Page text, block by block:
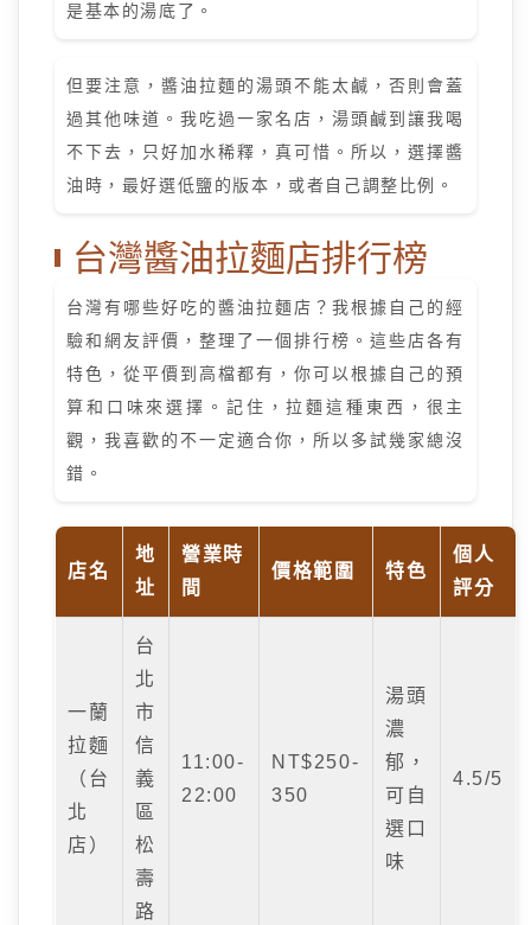
是基本的湯底了。
但要注意，醬油拉麵的湯頭不能太鹹，否則會蓋
過其他味道。我吃過一家名店，湯頭鹹到讓我喝
不下去，只好加水稀釋，真可惜。所以，選擇醬
油時，最好選低鹽的版本，或者自己調整比例。
台灣醬油拉麵店排行榜
台灣有哪些好吃的醬油拉麵店？我根據自己的經
驗和網友評價，整理了一個排行榜。這些店各有
特色，從平價到高檔都有，你可以根據自己的預
算和口味來選擇。記住，拉麵這種東西，很主
觀，我喜歡的不一定適合你，所以多試幾家總沒
錯。
店名
地
址
營業時
間
價格範圍 特色
個人
評分
一蘭
拉麵
（台
北
店）
台
北
市
信
義
區
松
壽
路
11:00-
22:00
NT$250-
350
湯頭
濃
郁，
可自
選口
味
4.5/5